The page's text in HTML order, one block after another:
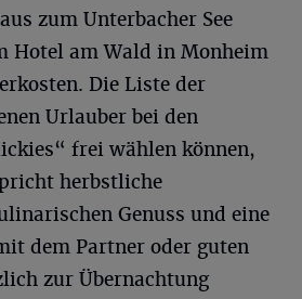
zum Unterbacher See
Hotel am Wald in Monheim
Die Liste der
Urlauber bei den
frei wählen können,
herbstliche
Genuss und eine
dem Partner oder guten
zur Übernachtung